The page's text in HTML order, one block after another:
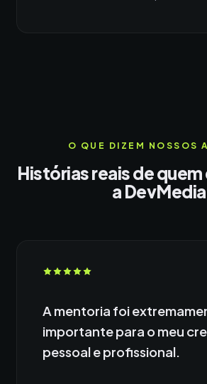
O QUE DIZEM NOSSOS
Histórias reais de
a DevMedia
A mentoria foi
importante para o meu
pessoal e profissional.